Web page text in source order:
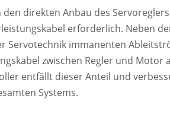
den direkten Anbau des
erforderlich. Neben
Servotechnik immanenten
zwischen Regler und Motor
entfällt dieser Anteil und
Systems.